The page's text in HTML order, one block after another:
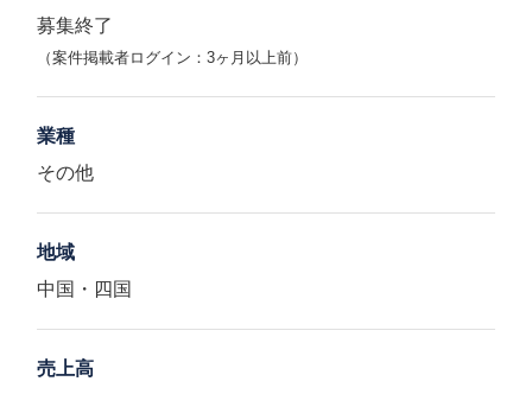
募集終了
（案件掲載者ログイン：3ヶ月以上前）
業種
その他
地域
中国・四国
売上高